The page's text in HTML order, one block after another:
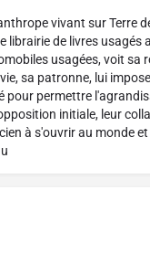
vivant sur Terre
librairie de livres usagés
usagées, voit sa
sa patronne, lui
pour permettre
initiale, leur
à s'ouvrir au monde